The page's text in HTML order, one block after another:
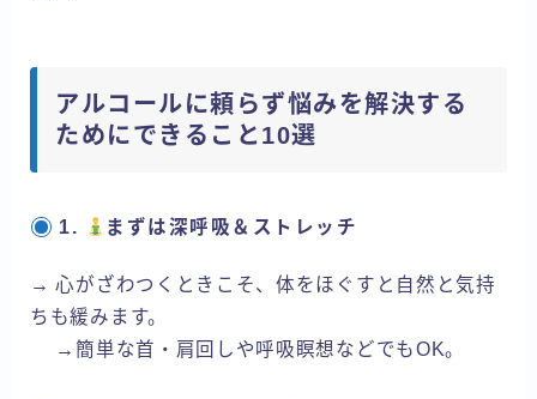
アルコールに頼らず悩みを解決する
ためにできること10選
1. まずは深呼吸＆ストレッチ
→ 心がざわつくときこそ、体をほぐすと自然と気持
ちも緩みます。
→簡単な首・肩回しや呼吸瞑想などでもOK。